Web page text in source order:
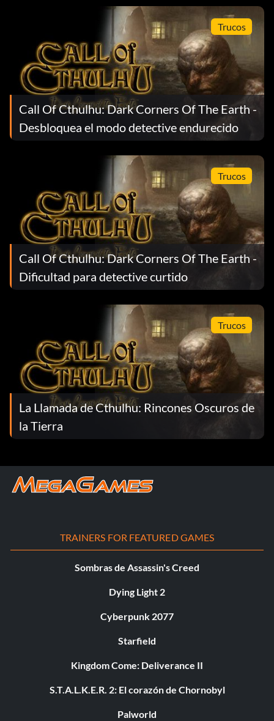
Trucos
Call Of Cthulhu: Dark Corners Of The Earth -
Desbloquea el modo detective endurecido
Trucos
Call Of Cthulhu: Dark Corners Of The Earth -
Dificultad para detective curtido
Trucos
La Llamada de Cthulhu: Rincones Oscuros de
la Tierra
TRAINERS FOR FEATURED GAMES
Sombras de Assassin's Creed
Dying Light 2
Cyberpunk 2077
Starfield
Kingdom Come: Deliverance II
S.T.A.L.K.E.R. 2: El corazón de Chornobyl
Palworld